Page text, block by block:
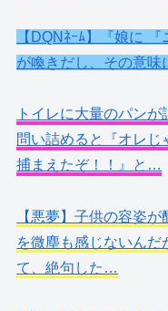
【DQNﾈｰﾑ】『娘に
が喚きだし、その意
トイレに大量のパン
問い詰めると『オレじ
捕まえたぞ！！』と…
【悪夢】子供の容姿
を微塵も感じないん
て、絶句した…